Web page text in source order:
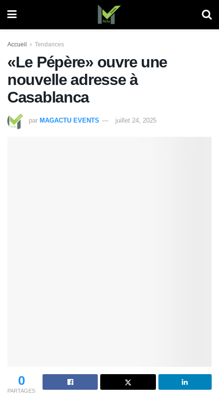
Accueil Tendances
«Le Pépère» ouvre une
nouvelle adresse à
Casablanca
par MAGACTU EVENTS juillet 24, 2025
0
PARTAGES